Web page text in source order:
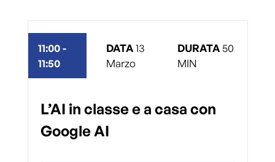
11:00-
11:50
DATA 13
Marzo
DURATA 50
MIN
L’AI in classe e a casa con
Google AI